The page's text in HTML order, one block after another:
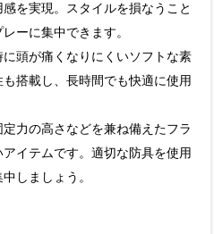
を実現。スタイルを損なうこと
ーに集中できます。
頭が痛くなりにくいソフトな素
搭載し、長時間でも快適に使用
力の高さなどを兼ね備えたフラ
イテムです。適切な防具を使用
しましょう。